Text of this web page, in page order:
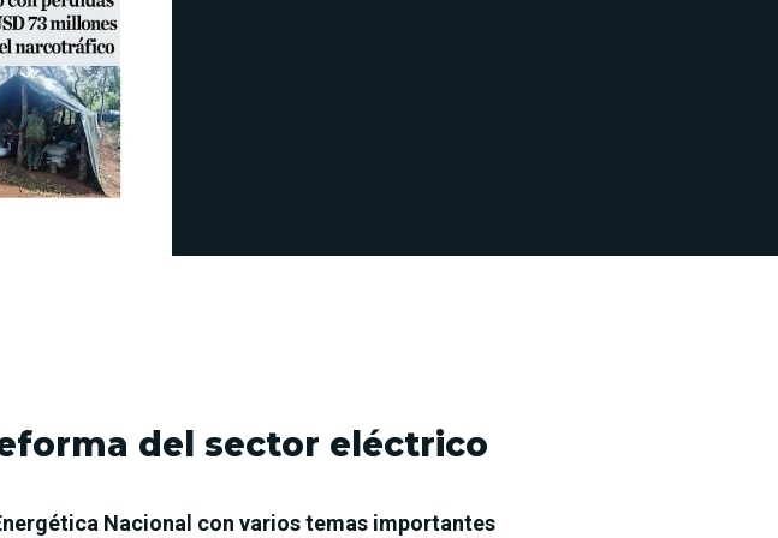
del sector eléctrico
Nacional con varios temas importantes